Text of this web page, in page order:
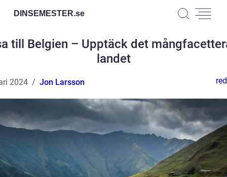
DINSEMESTER.se
till Belgien – Upptäck det
landet
2024 Jon Larsson